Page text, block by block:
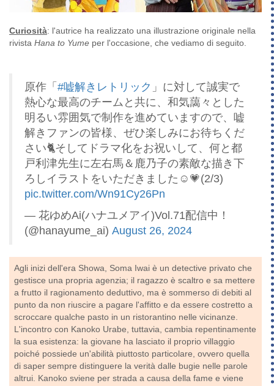
Curiosità: l'autrice ha realizzato una illustrazione originale nella
rivista Hana to Yume per l'occasione, che vediamo di seguito.
原作「 #嘘解きレトリック 」に対して誠実で
熱心な最高のチームと共に、和気藹々とした
明るい雰囲気で制作を進めていますので、嘘
解きファンの皆様、ぜひ楽しみにお待ちくだ
さい🐈そしてドラマ化をお祝いして、何と都
戸利津先生に左右馬＆鹿乃子の素敵な描き下
ろしイラストをいただきました☺💗(2/3)
pic.twitter.com/Wn91Cy26Pn
— 花ゆめAi(ハナユメアイ)Vol.71配信中！
(@hanayume_ai) August 26, 2024
Agli inizi dell'era Showa, Soma Iwai è un detective privato che
gestisce una propria agenzia; il ragazzo è scaltro e sa mettere
a frutto il ragionamento deduttivo, ma è sommerso di debiti al
punto da non riuscire a pagare l'affitto e da essere costretto a
scroccare qualche pasto in un ristorantino nelle vicinanze.
L'incontro con Kanoko Urabe, tuttavia, cambia repentinamente
la sua esistenza: la giovane ha lasciato il proprio villaggio
poiché possiede un'abilità piuttosto particolare, ovvero quella
di saper sempre distinguere la verità dalle bugie nelle parole
altrui. Kanoko sviene per strada a causa della fame e viene